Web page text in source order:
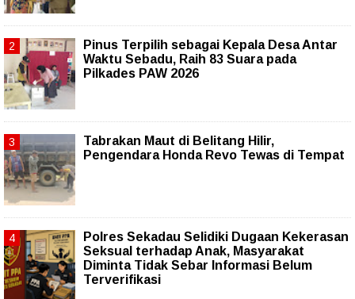
Pinus Terpilih sebagai Kepala Desa Antar
Waktu Sebadu, Raih 83 Suara pada
Pilkades PAW 2026
Tabrakan Maut di Belitang Hilir,
Pengendara Honda Revo Tewas di Tempat
Polres Sekadau Selidiki Dugaan Kekerasan
Seksual terhadap Anak, Masyarakat
Diminta Tidak Sebar Informasi Belum
Terverifikasi